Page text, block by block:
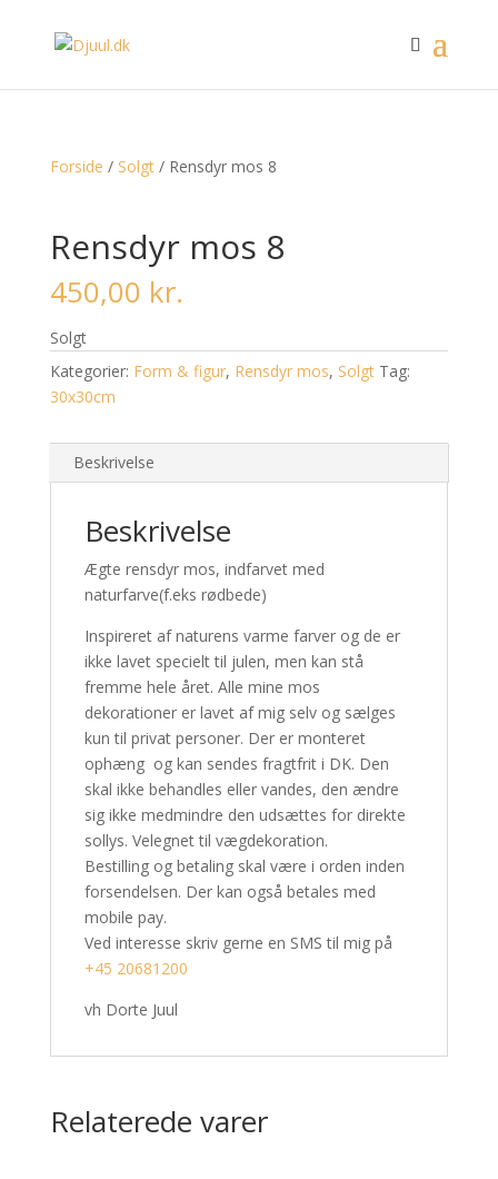
Forside / Solgt/ Rensdyr mos 8
Rensdyr mos 8
450,00 kr.
Solgt
Kategorier: Form & figur, Rensdyr mos, Solgt Tag:
30x30cm
Beskrivelse
Beskrivelse
Ægte rensdyr mos, indfarvet med
naturfarve(f.eks rødbede)
Inspireret af naturens varme farver og de er
ikke lavet specielt til julen, men kan stå
fremme hele året. Alle mine mos
dekorationer er lavet af mig selv og sælges
kun til privat personer. Der er monteret
ophæng og kan sendes fragtfrit i DK. Den
skal ikke behandles eller vandes, den ændre
sig ikke medmindre den udsættes for direkte
sollys. Velegnet til vægdekoration.
Bestilling og betaling skal være i orden inden
forsendelsen. Der kan også betales med
mobile pay.
Ved interesse skriv gerne en SMS til mig på
+45 20681200
vh Dorte Juul
Relaterede varer